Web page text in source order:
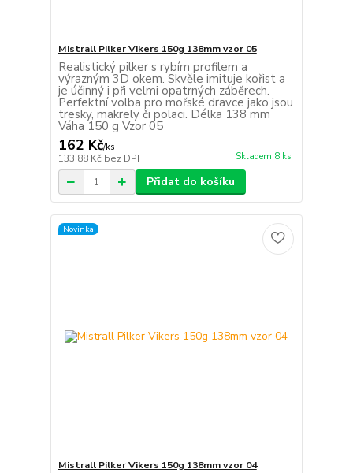
Mistrall Pilker Vikers 150g 138mm vzor 05
Realistický pilker s rybím profilem a
výrazným 3D okem. Skvěle imituje kořist a
je účinný i při velmi opatrných záběrech.
Perfektní volba pro mořské dravce jako jsou
tresky, makrely či polaci. Délka 138 mm
Váha 150 g Vzor 05
162 Kč/ks
133,88 Kč bez DPH Skladem 8 ks
Přidat do košíku
Novinka
Mistrall Pilker Vikers 150g 138mm vzor 04